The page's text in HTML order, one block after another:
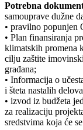
Potrebna
samouprave dužne
• pravilno popunjen
• Plan finansiranja
klimatskih promena
cilju zaštite
građana;
• Informacija o
i šteta nastalih
• izvod iz budžeta
za realizaciju
sredstvima koja će